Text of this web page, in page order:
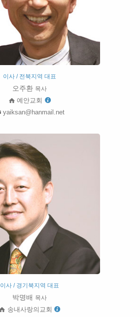
이사 / 전북지역 대표
오주환 목사
예안교회
yaiksan@hanmail.net
이사 / 경기북지역 대표
박명배 목사
송내사랑의교회